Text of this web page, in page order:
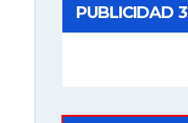
PUBLICIDAD 3